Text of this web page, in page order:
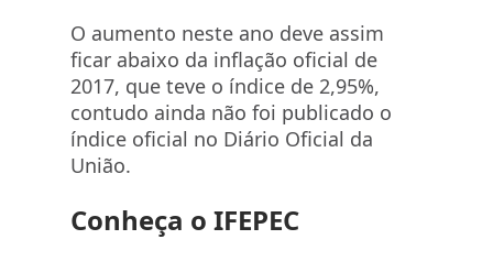
O aumento neste ano deve assim
ficar abaixo da inflação oficial de
2017, que teve o índice de 2,95%,
contudo ainda não foi publicado o
índice oficial no Diário Oficial da
União.
Conheça o IFEPEC